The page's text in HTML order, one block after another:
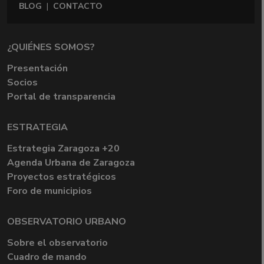
BLOG | CONTACTO
¿QUIÉNES SOMOS?
Presentación
Socios
Portal de transparencia
ESTRATEGIA
Estrategia Zaragoza +20
Agenda Urbana de Zaragoza
Proyectos estratégicos
Foro de municipios
OBSERVATORIO URBANO
Sobre el observatorio
Cuadro de mando